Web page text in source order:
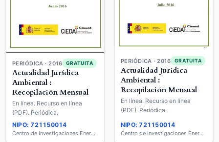
PERIÓDICA · 2016 GRATUITA
Actualidad Jurídica
Ambiental :
Recopilación Mensual
En línea. Recurso en línea
(PDF). Periódica.
NIPO: 721150014
Centro de Investigaciones Energéticas, Medio Ambientales y Tecnológicas (CIEMAT)
PERIÓDICA · 2016 GRATUITA
Actualidad Jurídica
Ambiental :
Recopilación Mensual
En línea. Recurso en línea
(PDF). Periódica.
NIPO: 721150014
Centro de Investigaciones Energéticas, Medio Ambientales y Tecnológicas (CIEMAT)